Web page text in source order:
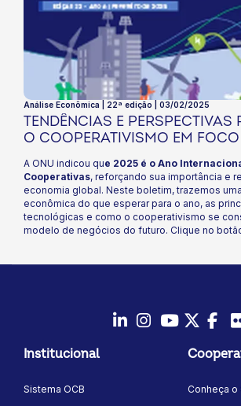
Análise Econômica | 22ª edição | 03/02/2025
TENDÊNCIAS E PERSPECTIVAS
O COOPERATIVISMO EM FOCO
A ONU indicou que 2025 é o Ano
Cooperativas, reforçando sua importância e
economia global. Neste boletim, trazemos
econômica do que esperar para o ano, as
tecnológicas e como o cooperativismo se
modelo de negócios do futuro. Clique no
Instagram
Youtube
Institucional
Sistema OCB
Conheça